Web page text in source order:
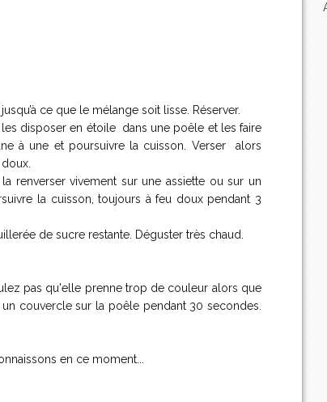
ce que le mélange soit lisse. Réserver.
disposer en étoile dans une poêle et les faire
à une et poursuivre la cuisson. Verser alors
renverser vivement sur une assiette ou sur un
la cuisson, toujours à feu doux pendant 3
de sucre restante. Déguster très chaud.
pas qu'elle prenne trop de couleur alors que
couvercle sur la poêle pendant 30 secondes.
en ce moment...